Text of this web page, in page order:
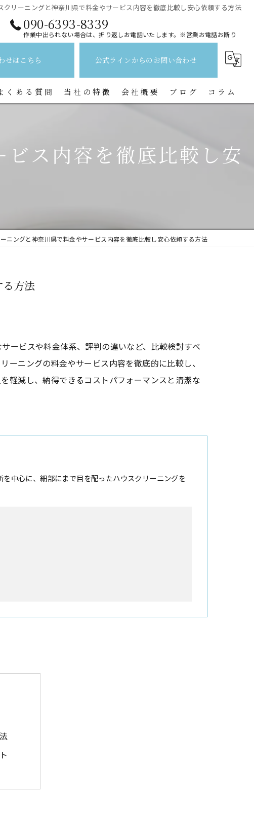
クリーニングと神奈川県で料金やサービス内容を徹底比較し安心依頼する方法
090-6393-8339
作業中出られない場合は、折り返しお電話いたします。※営業お電話お断り
せはこちら 公式ラインからのお問い合わせ
くある質問 当社の特徴
水回り
トイレ
会社概要 ブログ コラム
ス内容を徹底比較し安
ニングと神奈川県で料金やサービス内容を徹底比較し安心依頼する方法
方法
ービスや料金体系、評判の違いなど、比較検討すべ
ーニングの料金やサービス内容を徹底的に比較し、
軽減し、納得できるコストパフォーマンスと清潔な
中心に、細部にまで目を配ったハウスクリーニングを
認